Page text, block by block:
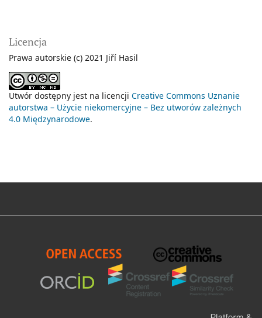
Licencja
Prawa autorskie (c) 2021 Jiří Hasil
Utwór dostępny jest na licencji Creative Commons Uznanie
autorstwa – Użycie niekomercyjne – Bez utworów zależnych
4.0 Międzynarodowe.